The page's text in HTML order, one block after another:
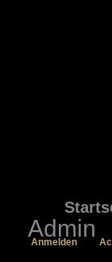
Admin
Anmelden